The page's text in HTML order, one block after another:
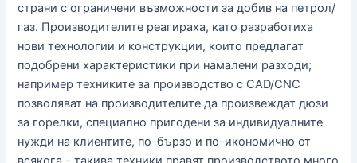
страни с ограничени възможности за добив на петрол/
газ. Производителите реагираха, като разработиха
нови технологии и конструкции, които предлагат
подобрени характеристики при намалени разходи;
например техниките за производство с CAD/CNC
позволяват на производителите да произвеждат дюзи
за горелки, специално пригодени за индивидуалните
нужди на клиентите, по-бързо и по-икономично от